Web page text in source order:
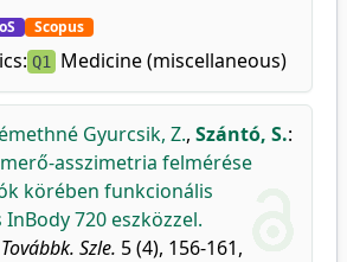
Scopus
Q1 Medicine (miscellaneous)
Gyurcsik, Z., Szántó, S.:
asszimetria felmérése
körében funkcionális
720 eszközzel.
Szle. 5 (4), 156-161,